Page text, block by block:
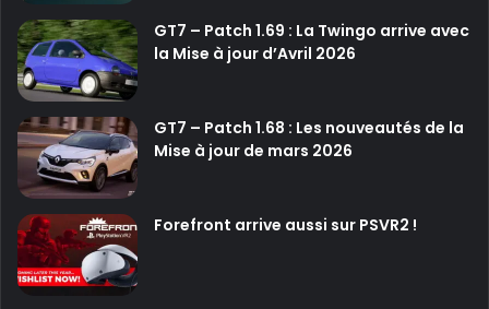
GT7 – Patch 1.69 : La Twingo arrive avec
la Mise à jour d’Avril 2026
GT7 – Patch 1.68 : Les nouveautés de la
Mise à jour de mars 2026
Forefront arrive aussi sur PSVR2 !